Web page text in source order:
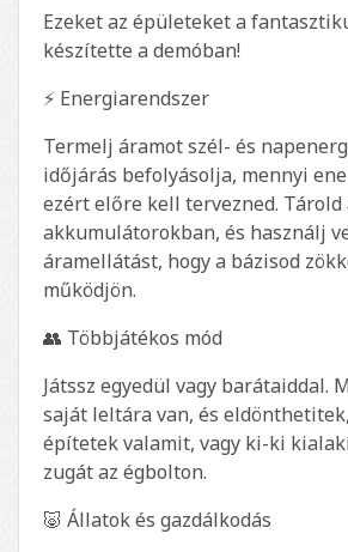
Ezeket az épületeket a
készítette a demóban!
⚡ Energiarendszer
Termelj áramot szél- és
időjárás befolyásolja, mennyi
ezért előre kell tervezned.
akkumulátorokban, és használj
áramellátást, hogy a bázisod
működjön.
👥 Többjátékos mód
Játssz egyedül vagy barátaiddal.
saját leltára van, és
építetek valamit, vagy ki-ki
zugát az égbolton.
🐷 Állatok és gazdálkodás